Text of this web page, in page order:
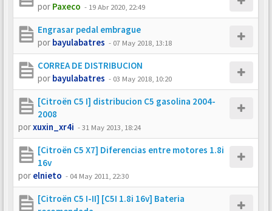
por Paxeco - 19 Abr 2020, 22:49
Engrasar pedal embrague
por bayulabatres - 07 May 2018, 13:18
CORREA DE DISTRIBUCION
por bayulabatres - 03 May 2018, 10:20
[Citroën C5 I] distribucion C5 gasolina 2004-
2008
porxuxin_xr4i -31 May 2013, 18:24
[Citroën C5 X7] Diferencias entre motores 1.8i
16v
por elnieto - 04 May 2011, 22:30
[Citroën C5 I-II] [C5I 1.8i 16v] Bateria